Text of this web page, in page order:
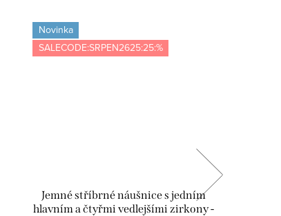
Novinka
SALECODE:SRPEN2625:25:%
Jemné stříbrné náušnice s jedním
hlavním a čtyřmi vedlejšími zirkony -